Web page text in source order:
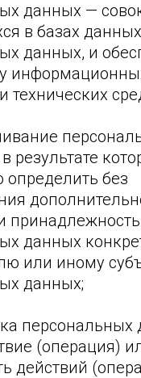
данных —
в базах данных
данных, и
технических
результате
без
принадлежность
данных
или иному
данных;
персональных
(операция)
действий